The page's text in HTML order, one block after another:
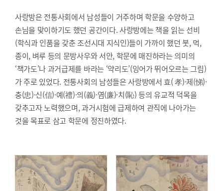
사랑방은 전통사회에서 남성들이 거주하며 학문을 수양하고
손님을 맞이하기도 했던 공간이다. 사랑방에는 책을 읽는 선비
(학식과 인품을 갖춘 조선시대 지식인)들이 가까이 했던 붓, 먹,
종이, 벼루 등의 문방사우와 서안, 학문에 매진하라는 의미의
‘책가도’나 과거급제를 바라는 ‘약리도’(잉어가 뛰어오르는 그림)
가 주로 있었다. 전통사회의 남성들은 사랑방에서 효( 孝)·제(悌)·
충(忠)·신(信)·예(禮)·의(義)·염(廉)·치(恥) 등의 유교적 덕목을
갖추고자 노력했으며, 과거시험에 급제하여 관직에 나아가는
것을 목표로 삼고 학문에 정진하였다.